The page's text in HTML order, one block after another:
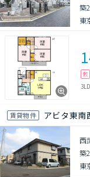
築
東
敷
賃貸物件 アビタ東南
西
築
東